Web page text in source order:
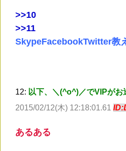
>>10
>>11
SkypeFacebookTwitter教
12: 以下、＼(^o^)／でVIPがお
2015/02/12(木) 12:18:01.61
あるある